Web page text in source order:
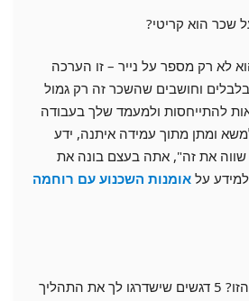
שכר הוא קריטי?
לא רק מספר על נייר – זו הערכה
וחושבים שהשכר זה רק גמול
להתייחסות ולמעמד שלך בעבודה
ומתן מתוך עמידה איתנה, ידע
את זה", אתה בעצם בונה את
על אומנות השכנוע עם רוחמה
התהליך